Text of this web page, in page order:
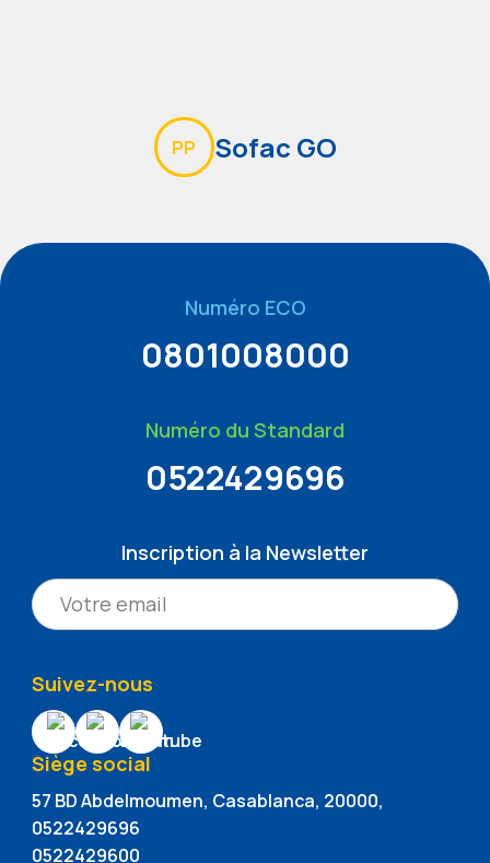
PP Sofac GO
Numéro ECO
0801008000
Numéro du Standard
0522429696
Inscription à la Newsletter
Suivez-nous
Siège social
57 BD Abdelmoumen, Casablanca, 20000,
0522429696
0522429600